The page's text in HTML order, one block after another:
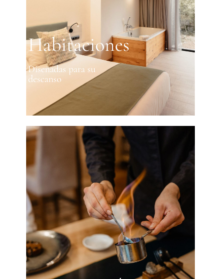
Habitaciones
Diseñadas para su
descanso